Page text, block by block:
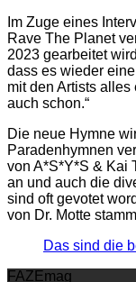
Im Zuge eines
Rave The Planet
2023 gearbeitet
dass es wieder
mit den Artists alles
Die neue Hymne
Paradenhymnen
von A*S*Y*S & Kai
an und auch die
sind oft gevotet